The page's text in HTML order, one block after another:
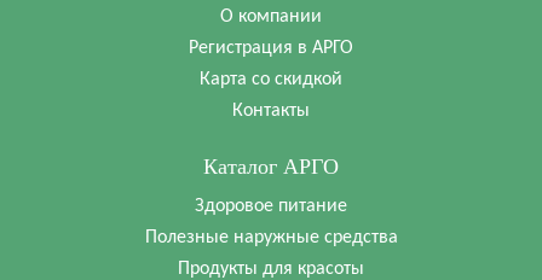
О компании
Регистрация в АРГО
Карта со скидкой
Контакты
Каталог АРГО
Здоровое питание
Полезные наружные средства
Продукты для красоты